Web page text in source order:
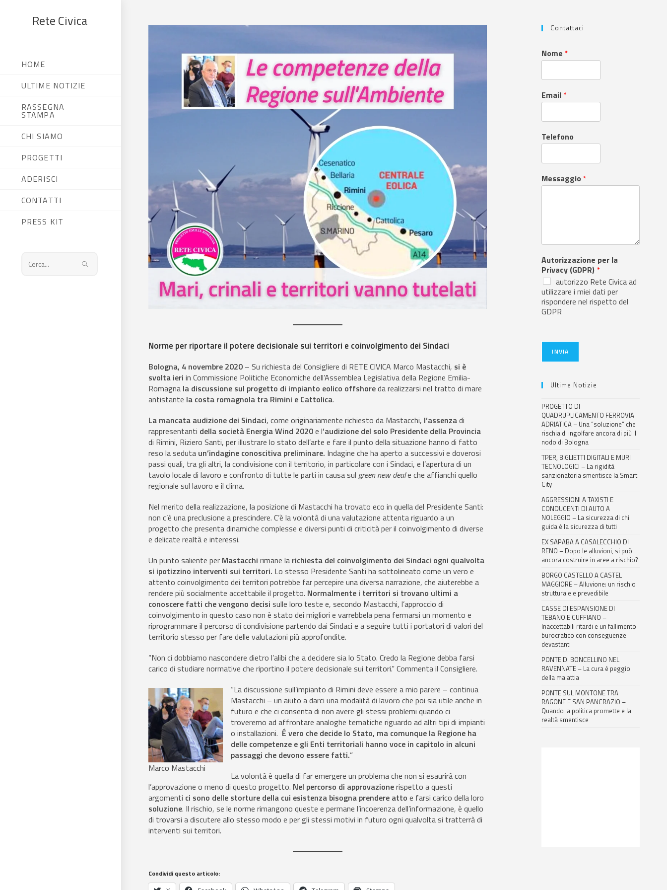
Rete Civica
HOME
ULTIME NOTIZIE
RASSEGNA
STAMPA
CHI SIAMO
PROGETTI
ADERISCI
CONTATTI
PRESS KIT
Cerca
Norme per riportare il potere decisionale sui territori e coinvolgimento dei Sindaci
Bologna, 4 novembre 2020 – Su richiesta del Consigliere di RETE CIVICA Marco Mastacchi, si è
svolta ieri in Commissione Politiche Economiche dell’Assemblea Legislativa della Regione Emilia-
Romagna la discussione sul progetto di impianto eolico offshoreda realizzarsi nel tratto di mare
antistante la costa romagnola tra Rimini e Cattolica.
La mancata audizione dei Sindaci, come originariamente richiesto da Mastacchi, l’assenzadi
rappresentanti della società Energia Wind 2020e l’audizione del solo Presidente della Provincia
di Rimini, Riziero Santi, per illustrare lo stato dell’arte e fare il punto della situazione hanno di fatto
reso la seduta un’indagine conoscitiva preliminare. Indagine che ha aperto a successivi e doverosi
passi quali, tra gli altri, la condivisione con il territorio, in particolare con i Sindaci, e l’apertura di un
tavolo locale di lavoro e confronto di tutte le parti in causa sul green new deale che affianchi quello
regionale sul lavoro e il clima.
Nel merito della realizzazione, la posizione di Mastacchi ha trovato eco in quella del Presidente Santi:
non c’è una preclusione a prescindere. C’è la volontà di una valutazione attenta riguardo a un
progetto che presenta dinamiche complesse e diversi punti di criticità per il coinvolgimento di diverse
e delicate realtà e interessi.
Un punto saliente per Mastacchi rimane la richiesta del coinvolgimento dei Sindaci ogni qualvolta
si ipotizzino interventi sui territori. Lo stesso Presidente Santi ha sottolineato come un vero e
attento coinvolgimento dei territori potrebbe far percepire una diversa narrazione, che aiuterebbe a
rendere più socialmente accettabile il progetto. Normalmente i territori si trovano ultimi a
conoscere fatti che vengono decisi sulle loro teste e, secondo Mastacchi, l’approccio di
coinvolgimento in questo caso non è stato dei migliori e varrebbela pena fermarsi un momento e
riprogrammare il percorso di condivisione partendo dai Sindaci e a seguire tutti i portatori di valori del
territorio stesso per fare delle valutazioni più approfondite.
“Non ci dobbiamo nascondere dietro l’alibi che a decidere sia lo Stato. Credo la Regione debba farsi
carico di studiare normative che riportino il potere decisionale sui territori.” Commenta il Consigliere.
Marco Mastacchi
“La discussione sull’impianto di Rimini deve essere a mio parere – continua
Mastacchi – un aiuto a darci una modalità di lavoro che poi sia utile anche in
futuro e che ci consenta di non avere gli stessi problemi quando ci
troveremo ad affrontare analoghe tematiche riguardo ad altri tipi di impianti
o installazioni. É vero che decide lo Stato, ma comunque la Regione ha
delle competenze e gli Enti territoriali hanno voce in capitolo in alcuni
passaggi che devono essere fatti.”
La volontà è quella di far emergere un problema che non si esaurirà con
l’approvazione o meno di questo progetto. Nel percorso di approvazionerispetto a questi
argomenti ci sono delle storture della cui esistenza bisogna prendere atto e farsi carico della loro
soluzione. Il rischio, se le norme rimangono queste e permane l’incoerenza dell’informazione, è quello
di trovarsi a discutere allo stesso modo e per gli stessi motivi in futuro ogni qualvolta si tratterrà di
interventi sui territori.
Condividi questo articolo:
Contattaci
Nome *
Email *
Telefono
Messaggio *
Autorizzazione per la
Privacy (GDPR) *
autorizzo Rete Civica ad
utilizzare i miei dati per
rispondere nel rispetto del
GDPR
INVIA
Ultime Notizie
PROGETTO DI
QUADRUPLICAMENTO FERROVIA
ADRIATICA – Una “soluzione” che
rischia di ingolfare ancora di più il
nodo di Bologna
TPER, BIGLIETTI DIGITALI E MURI
TECNOLOGICI – La rigidità
sanzionatoria smentisce la Smart
City
AGGRESSIONI A TAXISTI E
CONDUCENTI DI AUTO A
NOLEGGIO – La sicurezza di chi
guida è la sicurezza di tutti
EX SAPABA A CASALECCHIO DI
RENO – Dopo le alluvioni, si può
ancora costruire in aree a rischio?
BORGO CASTELLO A CASTEL
MAGGIORE – Alluvione: un rischio
strutturale e prevedibile
CASSE DI ESPANSIONE DI
TEBANO E CUFFIANO –
Inaccettabili ritardi e un fallimento
burocratico con conseguenze
devastanti
PONTE DI BONCELLINO NEL
RAVENNATE – La cura è peggio
della malattia
PONTE SUL MONTONE TRA
RAGONE E SAN PANCRAZIO –
Quando la politica promette e la
realtà smentisce